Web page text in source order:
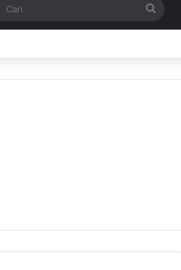
skin Cari
Negeri 1 Banjarmasin Borong